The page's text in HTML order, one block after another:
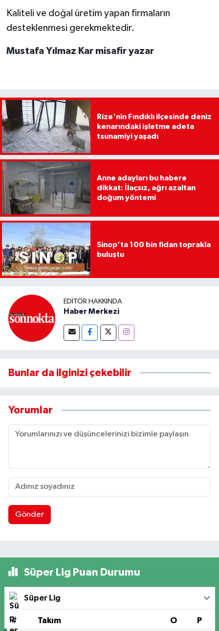
Kaliteli ve doğal üretim yapan firmaların
desteklenmesi gerekmektedir.
Mustafa Yılmaz Kar misafir yazar
Rize'nin Fındıklı ilçesinde deniz
kenarındaki işletme adeta
tsunamiyi yaşadı
Anne adayları bu habere
dikkat: İlaçsız, ağrı azaltan
doğum yöntemi
Sinop’ta 100 bin fidan toprakla
buluştu
EDITÖR HAKKINDA
Haber Merkezi
Bunlar da ilginizi çekebilir
Yorumlar
Gönder
Süper Lig Puan Durumu
Süper Lig
# Takım O P